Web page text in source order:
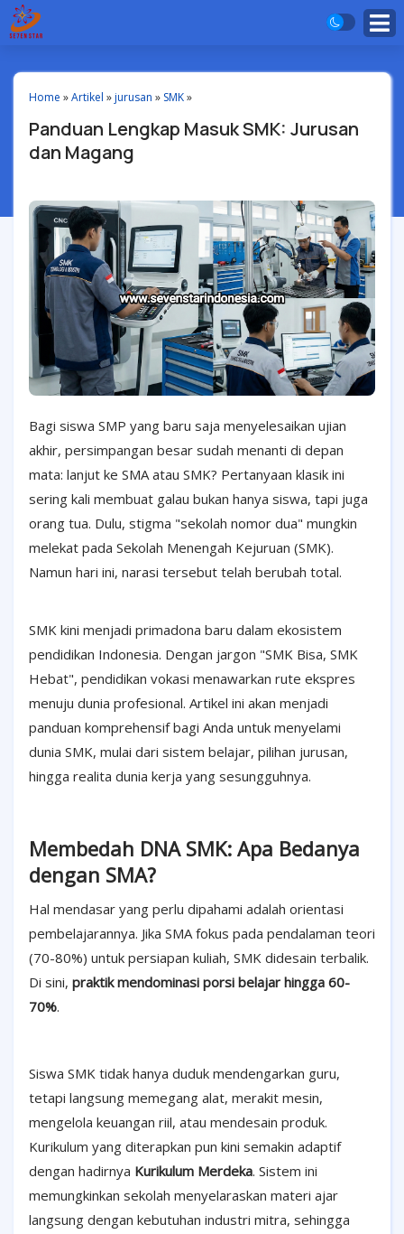
Home »Artikel »jurusan » SMK»
Panduan Lengkap Masuk SMK: Jurusan
dan Magang
Bagi siswa SMP yang baru saja menyelesaikan ujian
akhir, persimpangan besar sudah menanti di depan
mata: lanjut ke SMA atau SMK? Pertanyaan klasik ini
sering kali membuat galau bukan hanya siswa, tapi juga
orang tua. Dulu, stigma "sekolah nomor dua" mungkin
melekat pada Sekolah Menengah Kejuruan (SMK).
Namun hari ini, narasi tersebut telah berubah total.
SMK kini menjadi primadona baru dalam ekosistem
pendidikan Indonesia. Dengan jargon "SMK Bisa, SMK
Hebat", pendidikan vokasi menawarkan rute ekspres
menuju dunia profesional. Artikel ini akan menjadi
panduan komprehensif bagi Anda untuk menyelami
dunia SMK, mulai dari sistem belajar, pilihan jurusan,
hingga realita dunia kerja yang sesungguhnya.
Membedah DNA SMK: Apa Bedanya
dengan SMA?
Hal mendasar yang perlu dipahami adalah orientasi
pembelajarannya. Jika SMA fokus pada pendalaman teori
(70-80%) untuk persiapan kuliah, SMK didesain terbalik.
Di sini, praktik mendominasi porsi belajar hingga 60-
70%.
Siswa SMK tidak hanya duduk mendengarkan guru,
tetapi langsung memegang alat, merakit mesin,
mengelola keuangan riil, atau mendesain produk.
Kurikulum yang diterapkan pun kini semakin adaptif
dengan hadirnya Kurikulum Merdeka. Sistem ini
memungkinkan sekolah menyelaraskan materi ajar
langsung dengan kebutuhan industri mitra, sehingga